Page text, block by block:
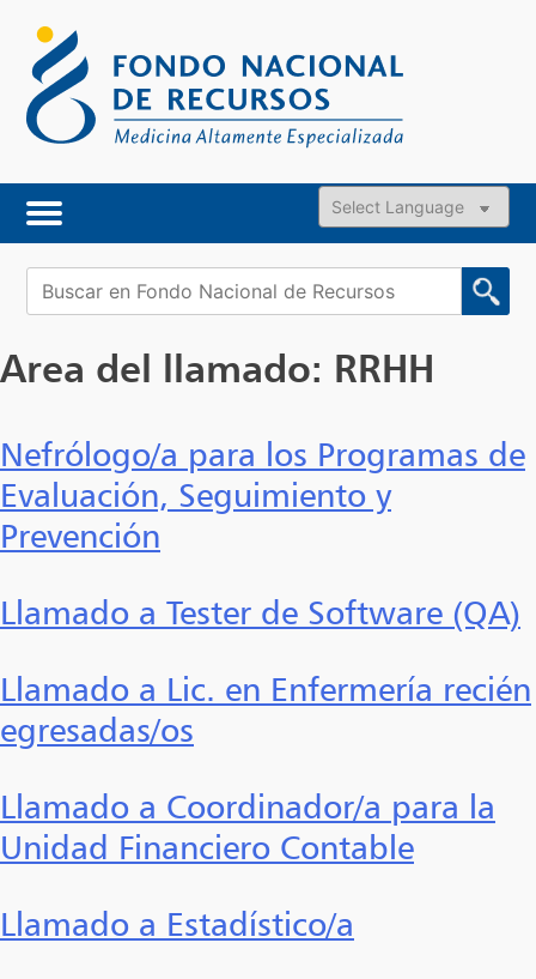
content
Powered by
Buscar:
Area del llamado: RRHH
Nefrólogo/a para los Programas de
Evaluación, Seguimiento y
Prevención
Llamado a Tester de Software (QA)
Llamado a Lic. en Enfermería recién
egresadas/os
Llamado a Coordinador/a para la
Unidad Financiero Contable
Llamado a Estadístico/a